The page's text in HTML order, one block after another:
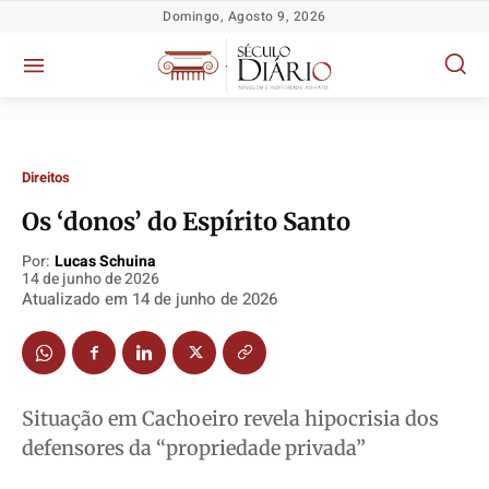
Socioeconômicas
Justiça
Educação
Socioeconômicas
Justiça
Educação
Socioeconômicas
Justiça
Educação
Socioeconômicas
Justiça
Educação
Domingo, Agosto 9, 2026
Direitos
Os ‘donos’ do Espírito Santo
Por: Lucas Schuina
14 de junho de 2026
Atualizado em 14 de junho de 2026
Situação em Cachoeiro revela hipocrisia dos
defensores da “propriedade privada”